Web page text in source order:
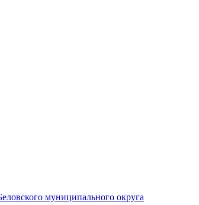
муниципального округа